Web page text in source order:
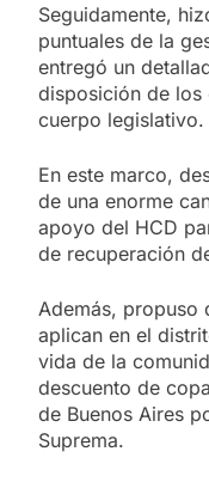
Seguidamente,
puntuales de la
entregó un
disposición de los
cuerpo legislativo.
En este marco,
de una enorme
apoyo del HCD
de recuperación
Además, propuso
aplican en el
vida de la
descuento de
de Buenos Aires
Suprema.